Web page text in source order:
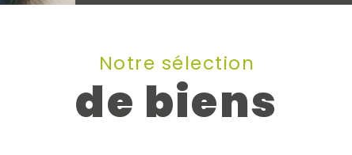
déroule sereinement, en
Vous recherchez une
Maxence ? Nous vous
à vos critères et à vos
Notre sélection
de biens